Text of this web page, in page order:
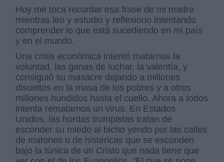
Hoy me toca recordar esa frase de mi madre
mientras leo y estudio y reflexiono intentando
comprender lo que está sucediendo en mi país
y en el mundo.
Una crisis económica intentó matarnos la
voluntad, las ganas de luchar, la valentía, y
consiguió su masacre dejando a millones
disueltos en la masa de los pobres y a otros
millones hundidos hasta el cuello. Ahora a todos
intenta rematarnos un virus. En Estados
Unidos, las hordas trumpistas tratan de
esconder su miedo al bicho yendo por las calles
de matones o de histéricas que se esconden
bajo la túnica de un Cristo que nada tiene que